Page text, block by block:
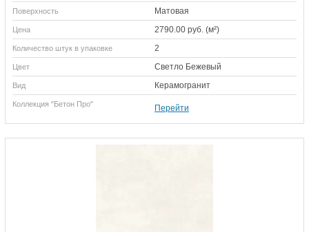
Поверхность Матовая
Цена 2790.00 руб. (м²)
Количество штук в упаковке 2
Цвет Светло Бежевый
Вид Керамогранит
Коллекция "Бетон Про" Перейти